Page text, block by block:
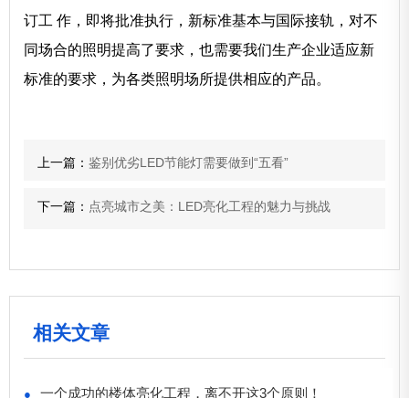
订工 作，即将批准执行，新标准基本与国际接轨，对不
同场合的照明提高了要求，也需要我们生产企业适应新
标准的要求，为各类照明场所提供相应的产品。
上一篇：鉴别优劣LED节能灯需要做到“五看”
下一篇： 点亮城市之美：LED亮化工程的魅力与挑战
相关文章
● 一个成功的楼体亮化工程，离不开这3个原则！